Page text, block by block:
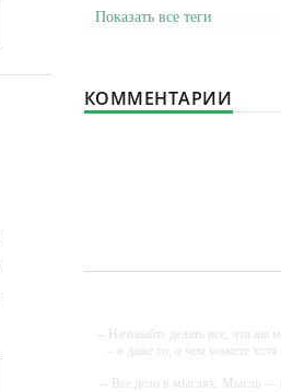
Показать все теги
КОММЕНТАРИИ
-- Начинайте делать все, что вы
– и даже то, о чем можете
-- Все дело в мыслях. Мысль —